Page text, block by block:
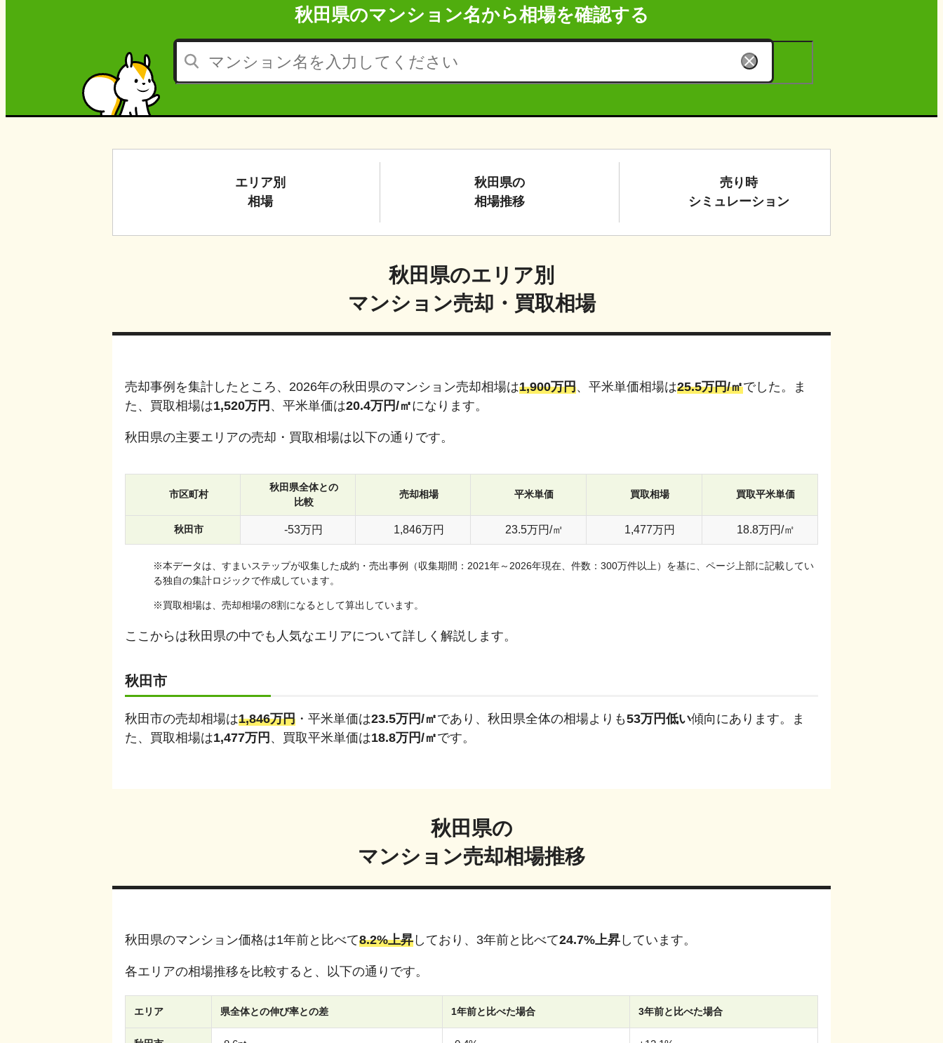
秋田県のマンション名から相場を確認する
エリア別
相場
秋田県の
相場推移
売り時
シミュレーション
秋田県のエリア別
マンション売却・買取相場
売却事例を集計したところ、 2026年の秋田県のマンション売却相場は1,900万円、平米単価相場は25.5万円/㎡でした。ま
た、買取相場は1,520万円 、平米単価は20.4万円/㎡になります。
秋田県の主要エリアの売却・買取相場は以下の通りです。
市区町村
秋田県全体との
比較
売却相場 平米単価 買取相場 買取平米単価
秋田市 -53万円 1,846万円 23.5万円/㎡ 1,477万円 18.8万円/㎡
※本データは、すまいステップが収集した成約・売出事例（収集期間：2021年～2026年現在、件数：300万件以上）を基に、ページ上部に記載してい
る独自の集計ロジックで作成しています。
※買取相場は、売却相場の8割になるとして算出しています。
ここからは秋田県の中でも人気なエリアについて詳しく解説します。
秋田市
秋田市の売却相場は1,846万円 ・平米単価は23.5万円/㎡であり、 秋田県全体の相場よりも53万円低い傾向にあります。
ま
た、買取相場は1,477万円 、買取平米単価は18.8万円/㎡です。
秋田県の
マンション売却相場推移
秋田県のマンション価格は1年前と比べて8.2%上昇 しており、3年前と比べて24.7%上昇 しています。
各エリアの相場推移を比較すると、以下の通りです。
エリア 県全体との伸び率との差 1年前と比べた場合 3年前と比べた場合